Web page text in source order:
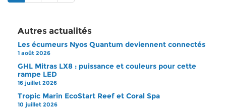
Autres actualités
Les écumeurs Nyos Quantum deviennent connectés
1 août 2026
GHL Mitras LX8 : puissance et couleurs pour cette
rampe LED
16 juillet 2026
Tropic Marin EcoStart Reef et Coral Spa
10 juillet 2026